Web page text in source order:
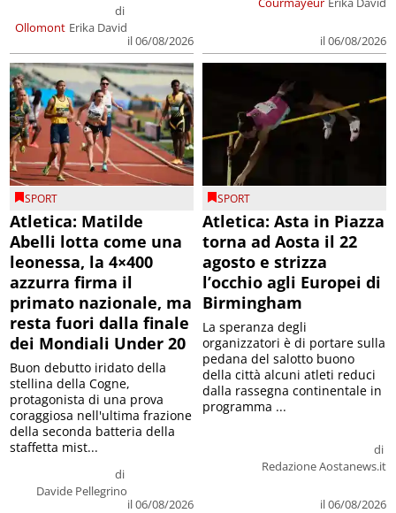
Ollomont
di
Erika David
il 06/08/2026
il 06/08/2026
SPORT
Atletica: Matilde
Abelli lotta come una
leonessa, la 4×400
azzurra firma il
primato nazionale, ma
resta fuori dalla finale
dei Mondiali Under 20
di
Davide Pellegrino
il 06/08/2026
Buon debutto iridato della
stellina della Cogne,
protagonista di una prova
coraggiosa nell'ultima frazione
della seconda batteria della
staffetta mist...
SPORT
Atletica: Asta in Piazza
torna ad Aosta il 22
agosto e strizza
l’occhio agli Europei di
Birmingham
di
Redazione Aostanews.it
il 06/08/2026
La speranza degli
organizzatori è di portare sulla
pedana del salotto buono
della città alcuni atleti reduci
dalla rassegna continentale in
programma ...